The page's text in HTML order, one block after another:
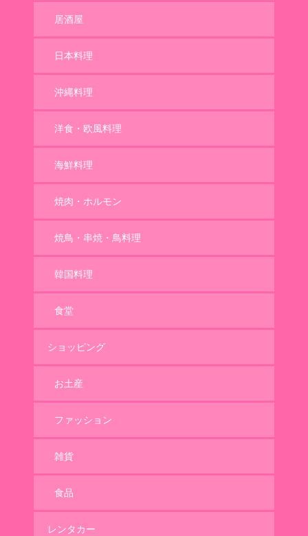
居酒屋
日本料理
沖縄料理
洋食・欧風料理
海鮮料理
焼肉・ホルモン
焼鳥・串焼・鳥料理
韓国料理
食堂
ショッピング
お土産
ファッション
雑貨
食品
レンタカー